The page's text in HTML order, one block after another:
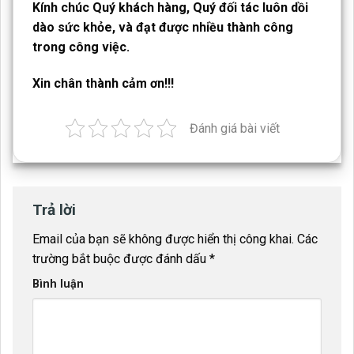
Kính chúc Quý khách hàng, Quý đối tác luôn dồi
dào sức khỏe, và đạt được nhiều thành công
trong công việc.
Xin chân thành cảm ơn!!!
Đánh giá bài viết
Trả lời
Email của bạn sẽ không được hiển thị công khai. Các
trường bắt buộc được đánh dấu *
Bình luận